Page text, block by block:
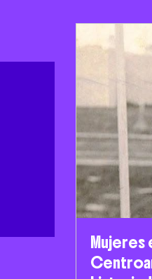
Mujeres